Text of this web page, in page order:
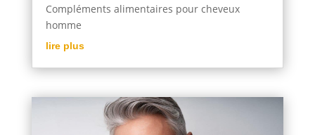
Compléments alimentaires pour cheveux
homme
lire plus